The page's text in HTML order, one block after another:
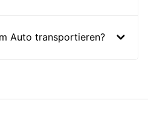
Auto transportieren?